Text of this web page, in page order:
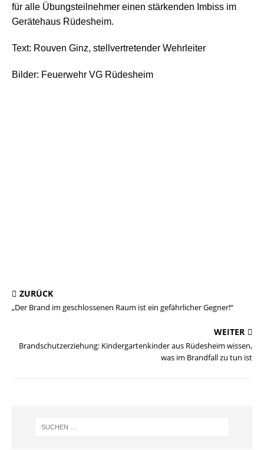
für alle Übungsteilnehmer einen stärkenden Imbiss im
Gerätehaus Rüdesheim.
Text: Rouven Ginz, stellvertretender Wehrleiter
Bilder: Feuerwehr VG Rüdesheim
ZURÜCK
„Der Brand im geschlossenen Raum ist ein gefährlicher Gegner!“
WEITER
Brandschutzerziehung: Kindergartenkinder aus Rüdesheim wissen,
was im Brandfall zu tun ist